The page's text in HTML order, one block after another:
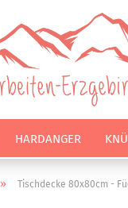
HARDANGER
» Tischdecke 80x80cm -